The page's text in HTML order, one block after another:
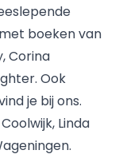
boeken van
, Corina
Ook
je bij ons.
Linda